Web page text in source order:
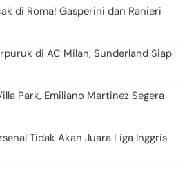
di Roma! Gasperini dan Ranieri
di AC Milan, Sunderland Siap
Park, Emiliano Martinez Segera
Tidak Akan Juara Liga Inggris